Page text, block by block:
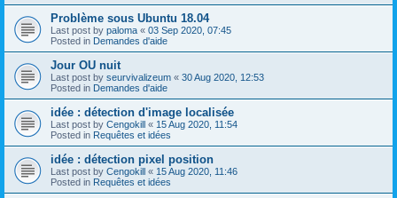
Problème sous Ubuntu 18.04
Last post by paloma « 03 Sep 2020, 07:45
Posted in Demandes d'aide
Jour OU nuit
Last post by seurvivalizeum « 30 Aug 2020, 12:53
Posted in Demandes d'aide
idée : détection d'image localisée
Last post by Cengokill « 15 Aug 2020, 11:54
Posted in Requêtes et idées
idée : détection pixel position
Last post by Cengokill « 15 Aug 2020, 11:46
Posted in Requêtes et idées